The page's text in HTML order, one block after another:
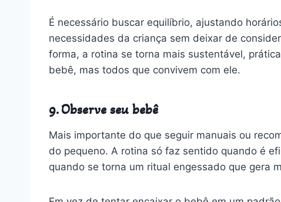
É necessário buscar equilíbrio, ajustando
necessidades da criança sem deixar de
forma, a rotina se torna mais sustentável,
bebê, mas todos que convivem com ele.
9. Observe seu bebê
Mais importante do que seguir manuais ou
do pequeno. A rotina só faz sentido quando é
quando se torna um ritual engessado que gera